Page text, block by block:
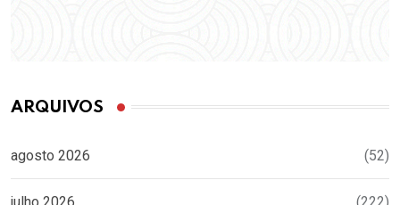
ARQUIVOS
agosto 2026 (52)